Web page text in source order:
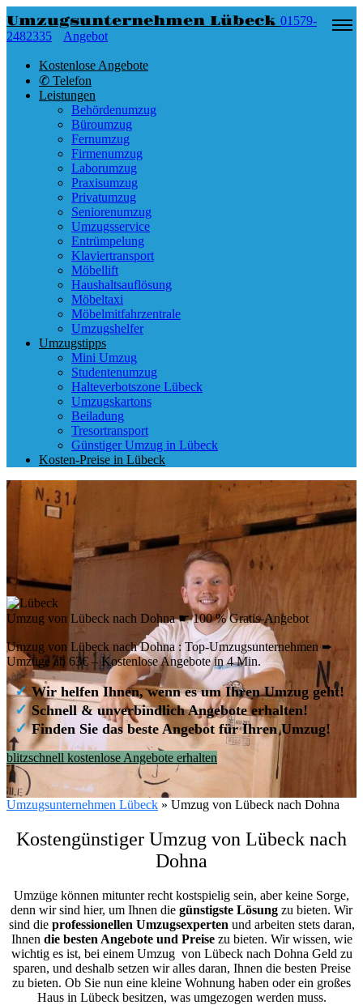
Umzugsunternehmen Lübeck 01579-
2482335
Angebot
Kostenlose Angebote
✆ Telefon
Leistungen
Behördenumzug
Büroumzug
Fernumzug
Firmenumzug
Laborumzug
Praxisumzug
Privatumzug
Seniorenumzug
Umzugsservice
Entrümpelung
Klaviertransport
Möbellift
Haushaltsauflösung
Möbeltaxi
Möbelmitfahrzentrale
Umzugshelfer
Umzugstipps
Mini Umzug
Studentenumzug
Halteverbotszone Lübeck
Umzugskartons
Beiladung
Tresortransport
Günstiger Umzug in Lübeck
Kosten-Preise in Lübeck
Umzug von Lübeck nach Dohna ☛ 100 % Gratis-Angebot
Umzug von Lübeck nach Dohna : Top-Umzugsunternehmen ➨
Umzüge ab 63€ – Kostenlose Angebote in 4 Min.
✓Wir helfen Ihnen, wenn es um Ihren Umzug geht!
✓ Schnell & unverbindlich Angebote erhalten!
✓Finden Sie das beste Angebot für Ihren Umzug!
blitzschnell kostenlose Angebote erhalten
Umzugsunternehmen Lübeck » Umzug von Lübeck nach Dohna
Kostengünstiger Umzug von Lübeck nach
Dohna
Umzüge können mitunter recht kostspielig sein, aber keine Sorge,
denn wir sind hier, um Ihnen die günstigste Lösung zu bieten. Wir
sind die professionellen Umzugsexperten und arbeiten stets daran,
Ihnen die besten Angebote und Preisezu bieten. Wir wissen, wie
wichtig es ist, bei einem Umzug von Lübeck nach Dohna Geld zu
sparen, und deshalb setzen wir alles daran, Ihnen die besten Preise
zu bieten. Ob Sie nun eine kleine Wohnung haben oder ein großes
Haus in Lübeck besitzen, was umgezogen werden muss.